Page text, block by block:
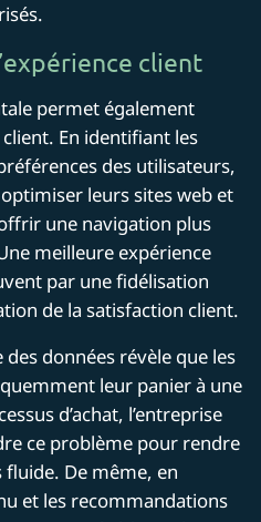
client
permet également
client. En identifiant les
des utilisateurs,
leurs sites web et
une navigation plus
meilleure expérience
par une fidélisation
de la satisfaction client.
des données révèle que les
leur panier à une
d’achat, l’entreprise
ce problème pour rendre
fluide. De même, en
et les recommandations